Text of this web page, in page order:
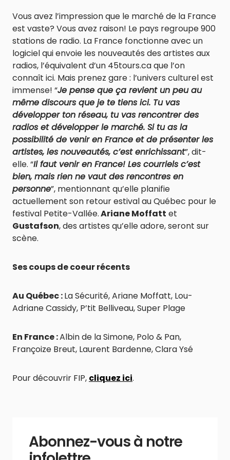
Vous avez l’impression que le marché de la France
est vaste? Vous avez raison! Le pays regroupe 900
stations de radio. La France fonctionne avec un
logiciel qui envoie les nouveautés des artistes aux
radios, l’équivalent d’un 45tours.ca que l’on
connaît ici. Mais prenez gare : l’univers culturel est
immense! “Je pense que ça revient un peu au
même discours que je te tiens ici. Tu vas
développer ton réseau, tu vas rencontrer des
radios et développer le marché. Si tu as la
possibilité de venir en France et de présenter les
artistes, les nouveautés, c’est enrichissant”, dit-
elle. “Il faut venir en France! Les courriels c’est
bien, mais rien ne vaut des rencontres en
personne”, mentionnant qu’elle planifie
actuellement son retour estival au Québec pour le
festival Petite-Vallée.Ariane Moffatt et
Gustafson, des artistes qu’elle adore, seront sur
scène.
Ses coups de coeur récents
Au Québec :La Sécurité, Ariane Moffatt, Lou-
Adriane Cassidy, P’tit Belliveau, Super Plage
En France :Albin de la Simone, Polo & Pan,
Françoize Breut, Laurent Bardenne, Clara Ysé
Pour découvrir FIP, cliquez ici.
Abonnez-vous à notre